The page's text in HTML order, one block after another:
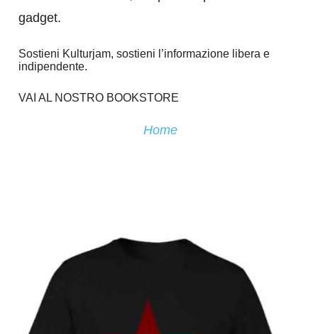
gadget.
Sostieni Kulturjam, sostieni l’informazione libera e
indipendente.
VAI AL NOSTRO BOOKSTORE
Home